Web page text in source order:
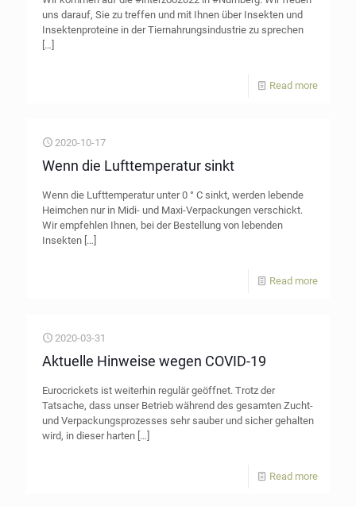
uns darauf, Sie zu treffen und mit Ihnen über Insekten und
Insektenproteine in der Tiernahrungsindustrie zu sprechen
[…]
Read more
2020-10-17
Wenn die Lufttemperatur sinkt
Wenn die Lufttemperatur unter 0 ° C sinkt, werden lebende
Heimchen nur in Midi- und Maxi-Verpackungen verschickt.
Wir empfehlen Ihnen, bei der Bestellung von lebenden
Insekten […]
Read more
2020-03-31
Aktuelle Hinweise wegen COVID-19
Eurocrickets ist weiterhin regulär geöffnet. Trotz der
Tatsache, dass unser Betrieb während des gesamten Zucht-
und Verpackungsprozesses sehr sauber und sicher gehalten
wird, in dieser harten […]
Read more